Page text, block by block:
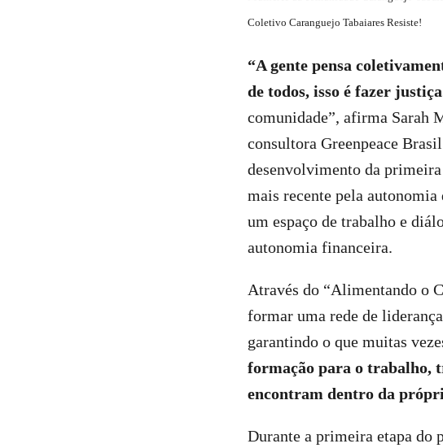
Coletivo Caranguejo Tabaiares Resiste!
“A gente pensa
de todos, isso é fazer
comunidade”, afirma Sarah
consultora Greenpeace
desenvolvimento da
mais recente pela
um espaço de trabalho e
autonomia financeira.
Através do “Alimentando o
formar uma rede de
garantindo o que muitas
formação para o trabalho,
encontram dentro da
Durante a primeira etapa do